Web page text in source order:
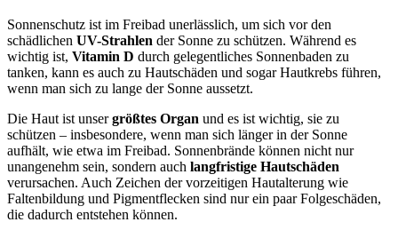
Sonnenschutz ist im Freibad unerlässlich, um sich vor den
schädlichen UV-Strahlen der Sonne zu schützen. Während es
wichtig ist, Vitamin D durch gelegentliches Sonnenbaden zu
tanken, kann es auch zu Hautschäden und sogar Hautkrebs führen,
wenn man sich zu lange der Sonne aussetzt.
Die Haut ist unsergrößtes Organ und es ist wichtig, sie zu
schützen – insbesondere, wenn man sich länger in der Sonne
aufhält, wie etwa im Freibad. Sonnenbrände können nicht nur
unangenehm sein, sondern auch langfristige Hautschäden
verursachen. Auch Zeichen der vorzeitigen Hautalterung wie
Faltenbildung und Pigmentflecken sind nur ein paar Folgeschäden,
die dadurch entstehen können.